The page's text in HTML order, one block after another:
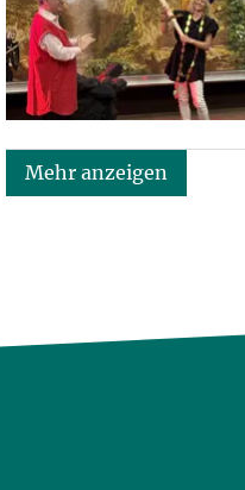
Mehr anzeigen